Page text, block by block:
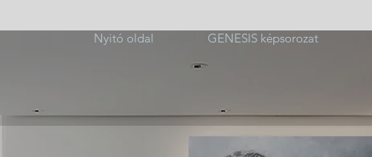
Nyitó oldal GENESIS képsorozat